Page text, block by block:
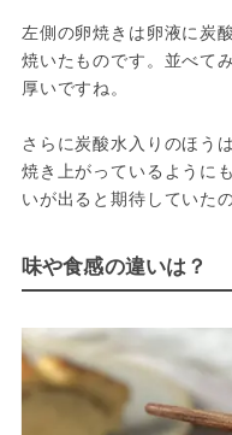
左側の卵焼きは卵液に炭
焼いたものです。並べて
厚いですね。
さらに炭酸水入りのほう
焼き上がっているように
いが出ると期待していた
味や食感の違いは？